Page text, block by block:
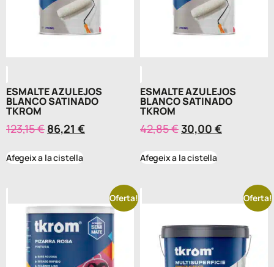
ESMALTE AZULEJOS
BLANCO SATINADO
TKROM
123,15€ 86,21 €
Afegeix a la cistella
ESMALTE AZULEJOS
BLANCO SATINADO
TKROM
42,85€ 30,00 €
Afegeix a la cistella
Oferta! Oferta!